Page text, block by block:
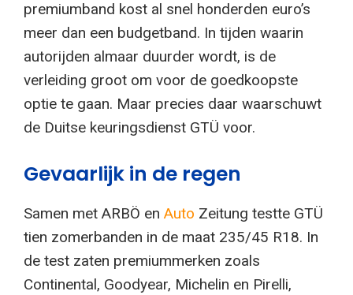
premiumband kost al snel honderden euro’s
meer dan een budgetband. In tijden waarin
autorijden almaar duurder wordt, is de
verleiding groot om voor de goedkoopste
optie te gaan. Maar precies daar waarschuwt
de Duitse keuringsdienst GTÜ voor.
Gevaarlijk in de regen
Samen met ARBÖ en Auto Zeitung testte GTÜ
tien zomerbanden in de maat 235/45 R18. In
de test zaten premiummerken zoals
Continental, Goodyear, Michelin en Pirelli,